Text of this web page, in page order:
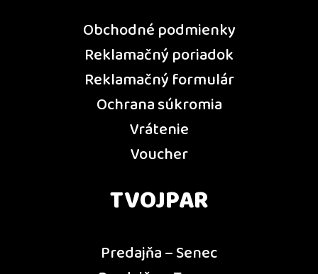
Obchodné podmienky
Reklamačný poriadok
Reklamačný formulár
Ochrana súkromia
Vrátenie
Voucher
TVOJPAR
Predajňa – Senec